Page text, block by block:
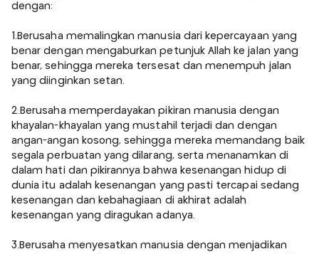
dengan:
1.Berusaha memalingkan manusia dari kepercayaan yang
benar dengan mengaburkan petunjuk Allah ke jalan yang
benar, sehingga mereka tersesat dan menempuh jalan
yang diinginkan setan.
2.Berusaha memperdayakan pikiran manusia dengan
khayalan-khayalan yang mustahil terjadi dan dengan
angan-angan kosong, sehingga mereka memandang baik
segala perbuatan yang dilarang, serta menanamkan di
dalam hati dan pikirannya bahwa kesenangan hidup di
dunia itu adalah kesenangan yang pasti tercapai sedang
kesenangan dan kebahagiaan di akhirat adalah
kesenangan yang diragukan adanya.
3.Berusaha menyesatkan manusia dengan menjadikan